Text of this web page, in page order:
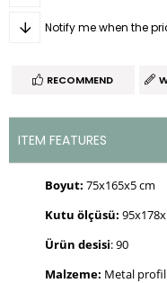
Notify me when the
RECOMMEND
ITEM FEATURES
Boyut: 75x165x5 cm
Kutu ölçüsü:
Ürün desisi: 90
Malzeme: Metal profil